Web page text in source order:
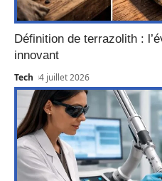
Définition de terrazolith :
innovant
Tech 4 juillet 2026